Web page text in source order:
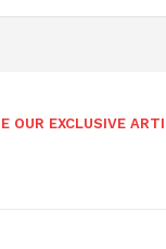
OUR EXCLUSIVE